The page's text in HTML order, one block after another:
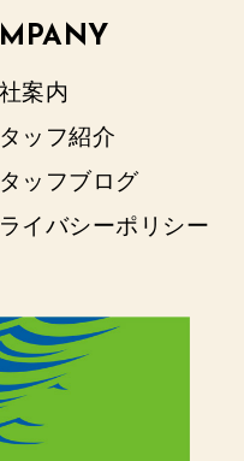
案内
ッフ紹介
ッフブログ
イバシーポリシー